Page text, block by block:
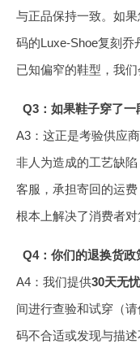
与正品保持一致。如
码的Luxe-Shoe复刻乔
已知偏窄的鞋型，我们
Q3：如果鞋子穿了一
A3：这正是考验供应商
非人为造成的工艺缺
客服，承担寄回的运
根本上解决了消费者对
Q4：你们的退换货政
A4：我们提供30天无
间进行查验和试穿（
码不合适或发现与描